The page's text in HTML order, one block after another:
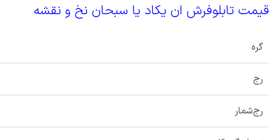
قیمت تابلوفرش ان یکاد یا سبحان نخ و نقشه
گره
رج
رج‌شمار